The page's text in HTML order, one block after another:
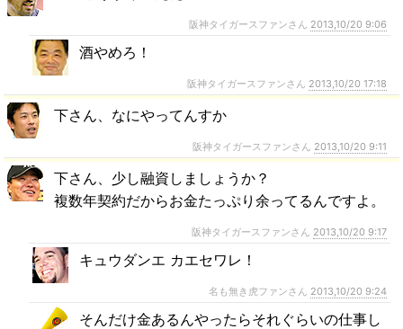
阪神タイガースファンさん 2013,10/20 9:06
酒やめろ！
阪神タイガースファンさん 2013,10/20 17:18
下さん、なにやってんすか
阪神タイガースファンさん 2013,10/20 9:11
下さん、少し融資しましょうか？
複数年契約だからお金たっぷり余ってるんですよ。
阪神タイガースファンさん 2013,10/20 9:17
キュウダンエ カエセワレ！
名も無き虎ファンさん 2013,10/20 9:24
そんだけ金あるんやったらそれぐらいの仕事し